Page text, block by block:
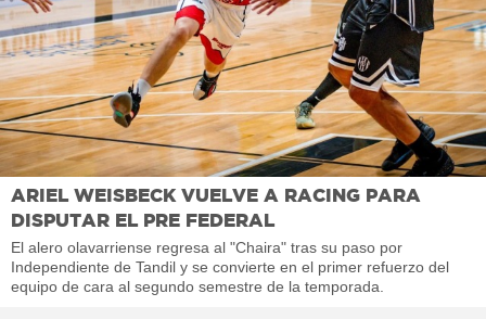
ARIEL WEISBECK VUELVE A RACING PARA
DISPUTAR EL PRE FEDERAL
El alero olavarriense regresa al "Chaira" tras su paso por
Independiente de Tandil y se convierte en el primer refuerzo del
equipo de cara al segundo semestre de la temporada.